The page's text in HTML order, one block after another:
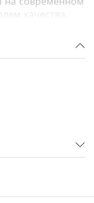
качества.
8500 об /